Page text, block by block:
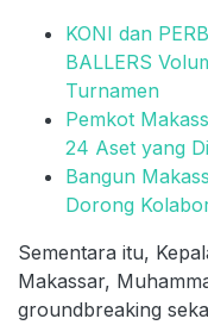
KONI dan
BALLERS
Turnamen
Pemkot
24 Aset yang
Bangun
Dorong
Sementara itu,
Makassar,
groundbreaking